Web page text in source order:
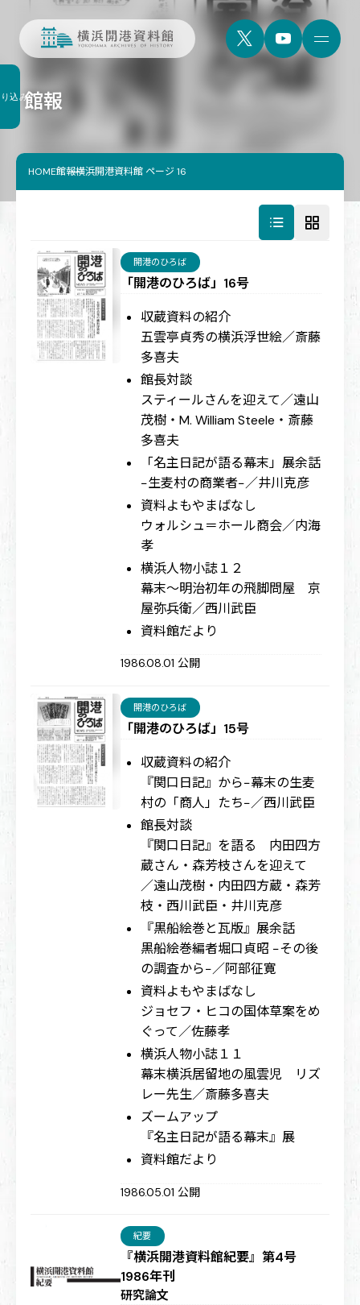
館報
HOME館報横浜開港資料館 ページ 16
「開港のひろば」16号
開港のひろば
収蔵資料の紹介
五雲亭貞秀の横浜浮世絵／斎藤
多喜夫
館長対談
スティールさんを迎えて／遠山
茂樹・M. William Steele・斎藤
多喜夫
「名主日記が語る幕末」展余話
−生麦村の商業者−／井川克彦
資料よもやまばなし
ウォルシュ＝ホール商会／内海
孝
横浜人物小誌１２
幕末〜明治初年の飛脚問屋 京
屋弥兵衛／西川武臣
資料館だより
1986.08.01 公開
「開港のひろば」15号
開港のひろば
収蔵資料の紹介
『関口日記』から−幕末の生麦
村の「商人」たち−／西川武臣
館長対談
『関口日記』を語る 内田四方
蔵さん・森芳枝さんを迎えて
／遠山茂樹・内田四方蔵・森芳
枝・西川武臣・井川克彦
『黒船絵巻と瓦版』展余話
黒船絵巻編者堀口貞昭 −その後
の調査から−／阿部征寛
資料よもやまばなし
ジョセフ・ヒコの国体草案をめ
ぐって／佐藤孝
横浜人物小誌１１
幕末横浜居留地の風雲児 リズ
レー先生／斎藤多喜夫
ズームアップ
『名主日記が語る幕末』展
資料館だより
1986.05.01 公開
『横浜開港資料館紀要』第4号
1986年刊
紀要
研究論文
込み